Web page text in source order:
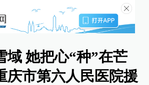
域 她把心“种”在芒
市第六人民医院援